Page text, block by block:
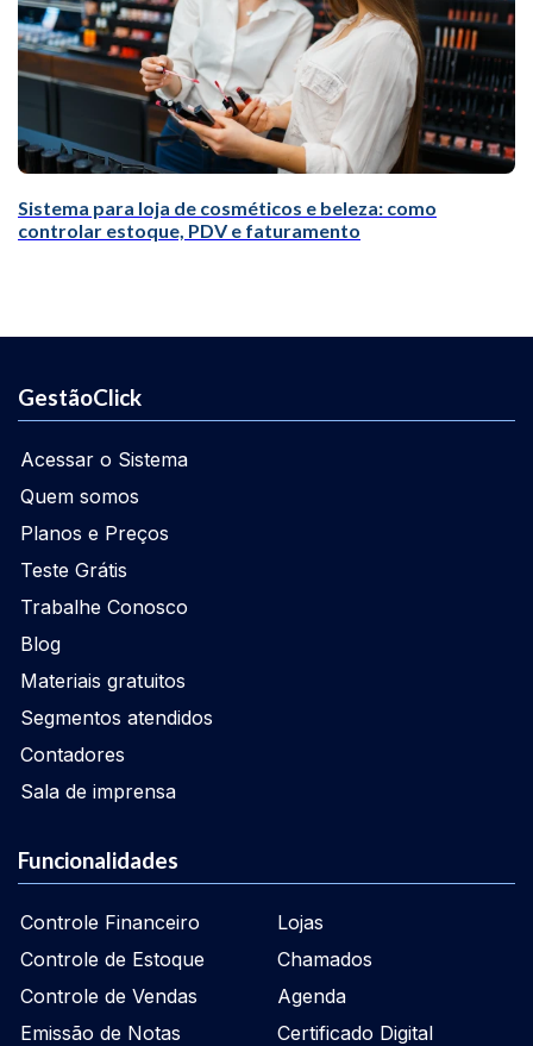
Sistema para loja de cosméticos e beleza: como
controlar estoque, PDV e faturamento
GestãoClick
Acessar o Sistema
Quem somos
Planos e Preços
Teste Grátis
Trabalhe Conosco
Blog
Materiais gratuitos
Segmentos atendidos
Contadores
Sala de imprensa
Funcionalidades
Controle Financeiro
Controle de Estoque
Controle de Vendas
Emissão de Notas
Lojas
Chamados
Agenda
Certificado Digital